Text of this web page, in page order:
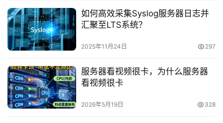
如何高效采集Syslog服务器日志并
汇聚至LTS系统？
2025年11月24日 297
服务器看视频很卡，为什么服务器
看视频很卡
2026年5月19日 328